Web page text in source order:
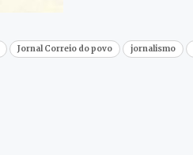
Jornal Correio do povo jornalismo